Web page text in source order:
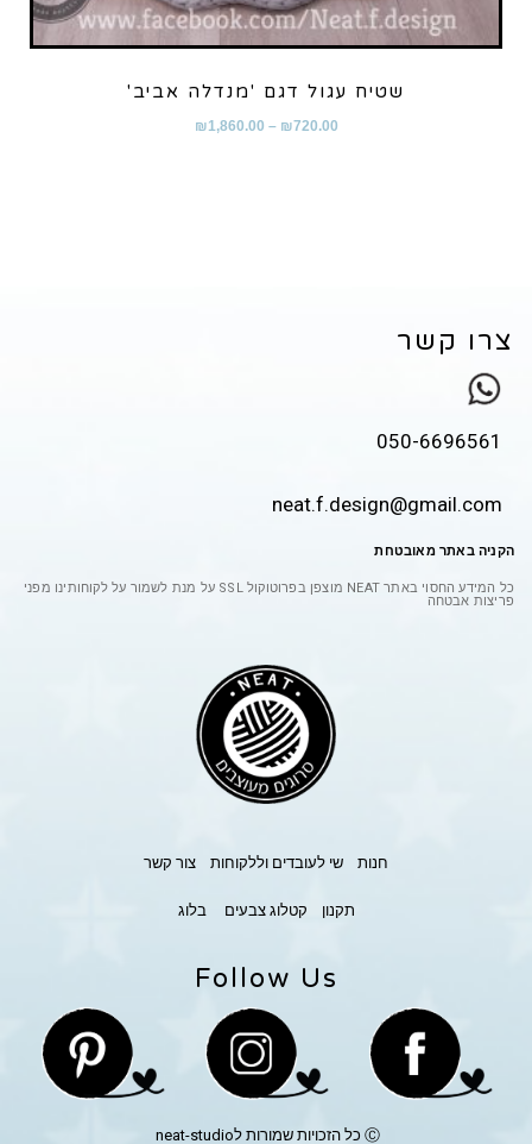
שטיח עגול דגם 'מנדלה אביב'
₪720.00
–
₪1,860.00
צרו קשר
050-6696561
neat.f.design@gmail.com
הקניה באתר מאובטחת
כל המידע החסוי באתר NEATמוצפן בפרוטוקול SSL על מנת לשמור על לקוחותינו מפני
פריצות אבטחה
חנות שי לעובדים וללקוחות צור קשר
תקנון קטלוג צבעים בלוג
Follow Us
Ⓒ כל הזכויות שמורות לneat-studio